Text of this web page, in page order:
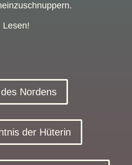
Lesen!
Nordens
der Hüterin